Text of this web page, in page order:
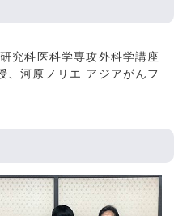
究科医科学専攻外科学講座
、河原ノリエ アジアがんフ